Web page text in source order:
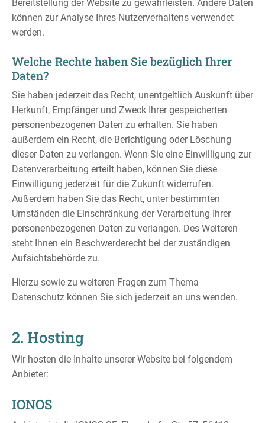
Bereitstellung der Website zu gewährleisten. Andere Daten
können zur Analyse Ihres Nutzerverhaltens verwendet
werden.
Welche Rechte haben Sie bezüglich Ihrer
Daten?
Sie haben jederzeit das Recht, unentgeltlich Auskunft über
Herkunft, Empfänger und Zweck Ihrer gespeicherten
personenbezogenen Daten zu erhalten. Sie haben
außerdem ein Recht, die Berichtigung oder Löschung
dieser Daten zu verlangen. Wenn Sie eine Einwilligung zur
Datenverarbeitung erteilt haben, können Sie diese
Einwilligung jederzeit für die Zukunft widerrufen.
Außerdem haben Sie das Recht, unter bestimmten
Umständen die Einschränkung der Verarbeitung Ihrer
personenbezogenen Daten zu verlangen. Des Weiteren
steht Ihnen ein Beschwerderecht bei der zuständigen
Aufsichtsbehörde zu.
Hierzu sowie zu weiteren Fragen zum Thema
Datenschutz können Sie sich jederzeit an uns wenden.
2. Hosting
Wir hosten die Inhalte unserer Website bei folgendem
Anbieter:
IONOS